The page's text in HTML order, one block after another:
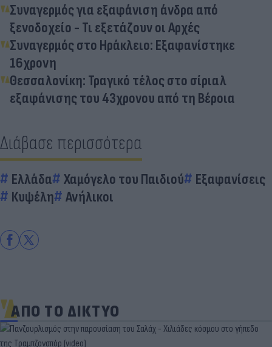
Συναγερμός για εξαφάνιση άνδρα από
ξενοδοχείο - Τι εξετάζουν οι Αρχές
Συναγερμός στο Ηράκλειο: Εξαφανίστηκε
16χρονη
Θεσσαλονίκη: Τραγικό τέλος στο σίριαλ
εξαφάνισης του 43χρονου από τη Βέροια
Διάβασε περισσότερα
Ελλάδα Χαμόγελο του Παιδιού
Εξαφανίσεις
Κυψέλη
Ανήλικοι
ΑΠΟ ΤΟ ΔΙΚΤΥΟ